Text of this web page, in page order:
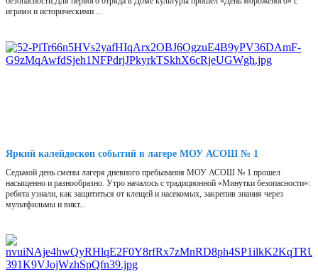
играми и историческими ...
Яркий калейдоскоп событий в лагере МОУ АСОШ № 1
Седьмой день смены лагеря дневного пребывания МОУ АСОШ № 1 прошел
насыщенно и разнообразно. Утро началось с традиционной «Минутки безопасности»:
ребята узнали, как защититься от клещей и насекомых, закрепив знания через
мультфильмы и викт...